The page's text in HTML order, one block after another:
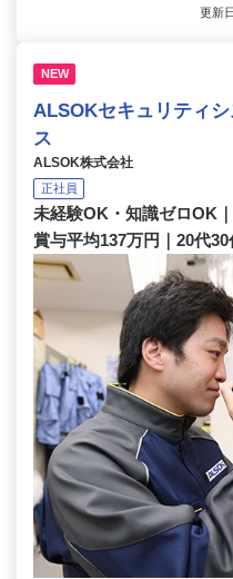
更新
NEW
ALSOKセキュリティ
ス
ALSOK株式会社
正社員
未経験OK・知識ゼロOK
賞与平均137万円｜20代30